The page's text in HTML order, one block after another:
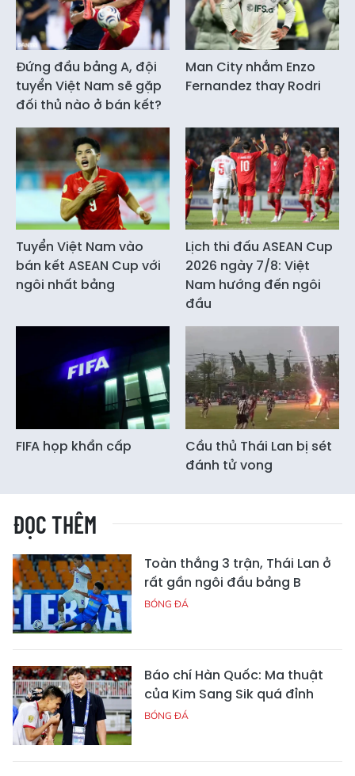
Đứng đầu bảng A, đội
tuyển Việt Nam sẽ gặp
đối thủ nào ở bán kết?
Man City nhắm Enzo
Fernandez thay Rodri
Tuyển Việt Nam vào
bán kết ASEAN Cup với
ngôi nhất bảng
Lịch thi đấu ASEAN Cup
2026 ngày 7/8: Việt
Nam hướng đến ngôi
đầu
FIFA họp khẩn cấp
Cầu thủ Thái Lan bị sét
đánh tử vong
ĐỌC THÊM
Toàn thắng 3 trận, Thái Lan ở
rất gần ngôi đầu bảng B
BÓNG ĐÁ
Báo chí Hàn Quốc: Ma thuật
của Kim Sang Sik quá đỉnh
BÓNG ĐÁ